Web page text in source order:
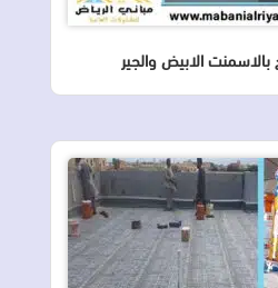
الابيض والجير